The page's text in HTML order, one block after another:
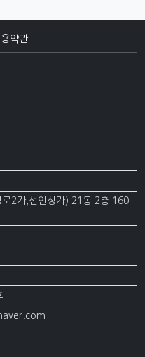
약관
2가,선인상가) 21동 2층 160